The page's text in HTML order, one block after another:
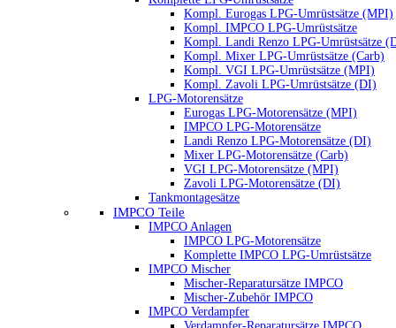
Kompl. Eurogas LPG-Umrüstsätze (MPI)
Kompl. IMPCO LPG-Umrüstsätze
Kompl. Landi Renzo LPG-Umrüstsätze
Kompl. Mixer LPG-Umrüstsätze (Carb)
Kompl. VGI LPG-Umrüstsätze (MPI)
Kompl. Zavoli LPG-Umrüstsätze (DI)
LPG-Motorensätze
Eurogas LPG-Motorensätze (MPI)
IMPCO LPG-Motorensätze
Landi Renzo LPG-Motorensätze (DI)
Mixer LPG-Motorensätze (Carb)
VGI LPG-Motorensätze (MPI)
Zavoli LPG-Motorensätze (DI)
Tankmontagesätze
IMPCO Teile
IMPCO Anlagen
IMPCO LPG-Motorensätze
Komplette IMPCO LPG-Umrüstsätze
IMPCO Mischer
Mischer-Reparatursätze IMPCO
Mischer-Zubehör IMPCO
IMPCO Verdampfer